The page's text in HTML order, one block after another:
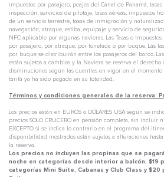
impuestos por pasajero, peajes del Canal de Panamá,
inspección, servicios de pilotaje, tasas aéreas, impuestos
de un servicio terrestre, tasas de inmigración y
navegación, atraque, estiba, equipaje y servicio de
NFC aplicable por algunas navieras. Las Tasas e
por pasajero, por atraque, por tonelada o por buque. Las
por buque se distribuirán entre los pasajeros del barco.
están sujetos a cambios y la Naviera se reserva el
disminuciones según las cuantías en vigor en el
tarifa ya ha sido pagada en su totalidad.
Términos y condiciones generales de la reserva:
Los precios están en EUROS o DÓLARES USA según se
precios SOLO CRUCERO en pensión completa, sin incluir
EXCEPTO si se indica lo contrario en el programa del
disponibilidad mostrados están sujetos a alteraciones
la reserva.
Los precios no incluyen las propinas que se
noche en categorías desde interior a balcón, $19
categorías Mini Suite, Cabanas y Club Class y $20